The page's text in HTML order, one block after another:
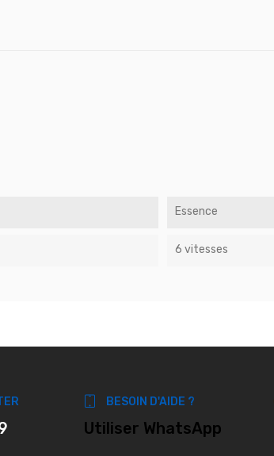
Essence
6 vitesses
BESOIN D'AIDE ?
Utiliser WhatsApp